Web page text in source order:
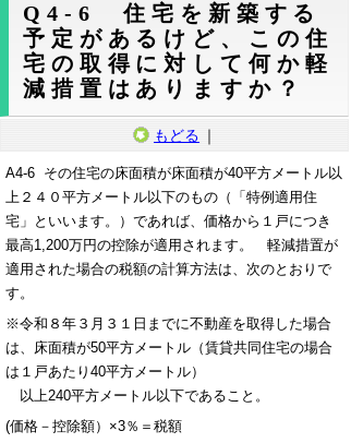
Q4-6 住宅を新築する
予定があるけど、この住
宅の取得に対して何か軽
減措置はありますか？
もどる ｜
A4-6 その住宅の床面積が床面積が40平方メートル以
上２４０平方メートル以下のもの（「特例適用住
宅」といいます。）であれば、価格から１戸につき
最高1,200万円の控除が適用されます。 軽減措置が
適用された場合の税額の計算方法は、次のとおりで
す。
※令和８年３月３１日までに不動産を取得した場合
は、床面積が50平方メートル（賃貸共同住宅の場合
は１戸あたり40平方メートル）
以上240平方メートル以下であること。
(価格－控除額）×3％＝税額